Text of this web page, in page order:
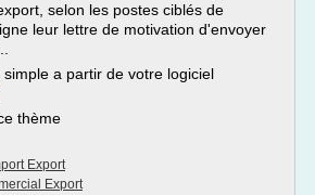
selon les postes ciblés de
leur lettre de motivation d'envoyer
a partir de votre logiciel
thème
Export
Export